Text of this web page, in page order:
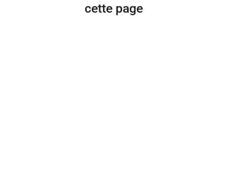
cette page